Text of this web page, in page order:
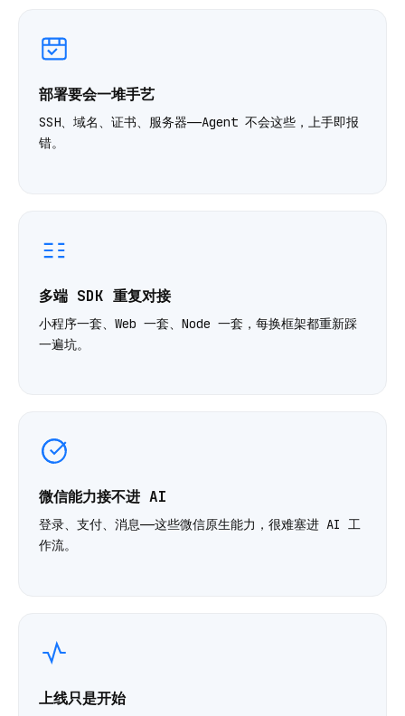
部署要会一堆手艺
SSH、域名、证书、服务器——Agent 不会这些，上手即报
错。
多端 SDK 重复对接
小程序一套、Web 一套、Node 一套，每换框架都重新踩
一遍坑。
微信能力接不进 AI
登录、支付、消息——这些微信原生能力，很难塞进 AI 工
作流。
上线只是开始